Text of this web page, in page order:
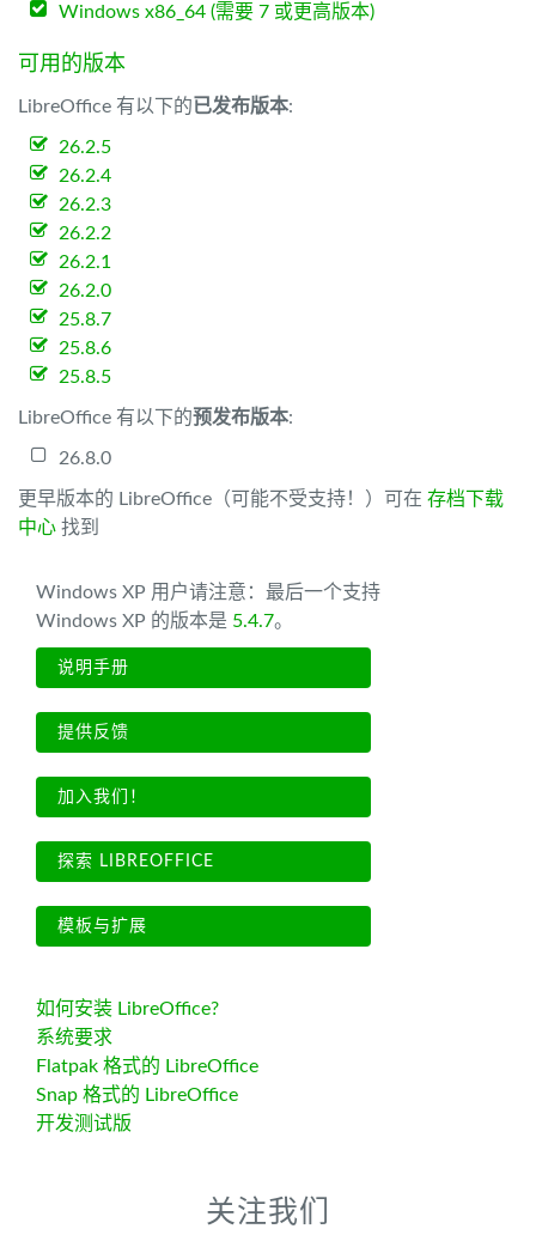
Windows x86_64 (需要 7 或更高版本)
可用的版本
LibreOffice 有以下的已发布版本:
26.2.5
26.2.4
26.2.3
26.2.2
26.2.1
26.2.0
25.8.7
25.8.6
25.8.5
LibreOffice 有以下的预发布版本:
26.8.0
更早版本的 LibreOffice（可能不受支持！）可在 存档下载
中心 找到
Windows XP 用户请注意：最后一个支持
Windows XP 的版本是 5.4.7。
说明手册
提供反馈
加入我们！
探索 LIBREOFFICE
模板与扩展
如何安装 LibreOffice?
系统要求
Flatpak 格式的 LibreOffice
Snap 格式的 LibreOffice
开发测试版
关注我们